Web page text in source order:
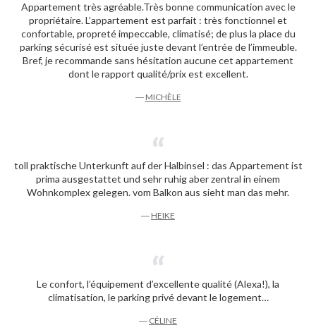
Appartement très agréable.Très bonne communication avec le
propriétaire. L’appartement est parfait : très fonctionnel et
confortable, propreté impeccable, climatisé; de plus la place du
parking sécurisé est située juste devant l’entrée de l’immeuble.
Bref, je recommande sans hésitation aucune cet appartement
dont le rapport qualité/prix est excellent.
― MICHÈLE
toll praktische Unterkunft auf der Halbinsel : das Appartement ist
prima ausgestattet und sehr ruhig aber zentral in einem
Wohnkomplex gelegen. vom Balkon aus sieht man das mehr.
― HEIKE
Le confort, l’équipement d’excellente qualité (Alexa!), la
climatisation, le parking privé devant le logement…
― CÉLINE